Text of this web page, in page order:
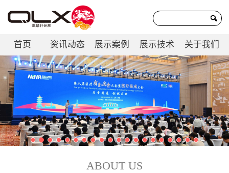
首页 资讯动态 展示案例 展示技术 关于我们
联系我们
ABOUT US